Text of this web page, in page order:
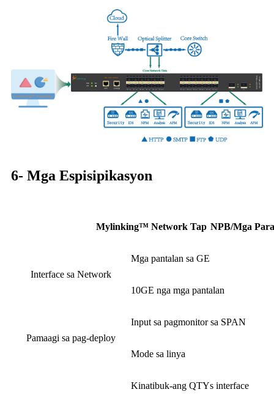
6- Mga Espisipikasyon
Mylinking™ Network Tap NPB/Mga
Interface sa Network
Mga pantalan sa GE
10GE nga mga pantalan
Pamaagi sa pag-deploy
Input sa pagmonitor sa SPAN
Mode sa linya
Kinatibuk-ang QTYs interface